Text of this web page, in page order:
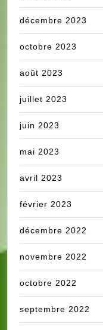
décembre 2023
octobre 2023
août 2023
juillet 2023
juin 2023
mai 2023
avril 2023
février 2023
décembre 2022
novembre 2022
octobre 2022
septembre 2022